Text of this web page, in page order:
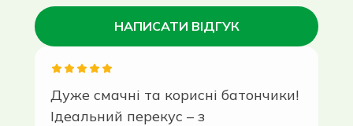
НАПИСАТИ ВІДГУК
Дуже смачні та корисні батончики!
Ідеальний перекус – з